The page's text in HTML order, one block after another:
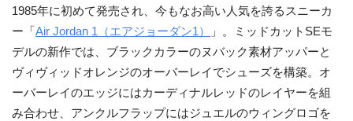
1985年に初めて発売され、今もなお高い人気を誇るスニーカ
ー「 Air Jordan 1（エアジョーダン1）
」。ミッドカットSEモ
デルの新作では、ブラックカラーのヌバック素材アッパーと
ヴィヴィッドオレンジのオーバーレイでシューズを構築。オ
ーバーレイのエッジにはカーディナルレッドのレイヤーを組
み合わせ、アンクルフラップにはジュエルのウィングロゴを